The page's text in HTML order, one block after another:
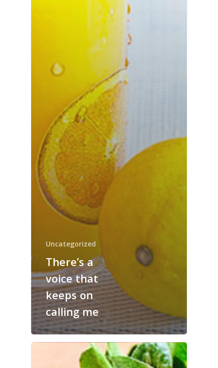
Uncategorized
There’s a
voice that
keeps on
calling me